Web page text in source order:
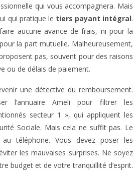
qui vous accompagnera. Mais
qui pratique le tiers payant intégral.
aucune avance de frais, ni pour la
la part mutuelle. Malheureusement,
pas, souvent pour des raisons
ou de délais de paiement.
une détective du remboursement.
l’annuaire Ameli pour filtrer les
secteur 1 », qui appliquent les
Sociale. Mais cela ne suffit pas. Le
téléphone. Vous devez poser les
les mauvaises surprises. Ne soyez
budget et de votre tranquillité d’esprit.